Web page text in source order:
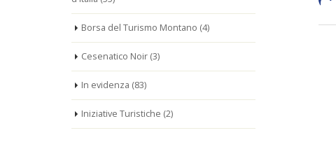
Borsa del Turismo Montano (4)
Cesenatico Noir (3)
In evidenza (83)
Iniziative Turistiche (2)